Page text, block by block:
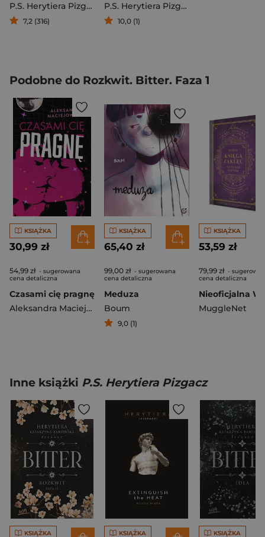
P.S. Herytiera Pizgacz
7,2 (316)
P.S. Herytiera Pizgacz
10,0 (1)
Podobne do Rozkwit. Bitter. Faza 1
KSIĄŻKA
30,99 zł
54,99 zł - sugerowana
cena detaliczna
Czasami cię pragnę
Aleksandra Maciejowska
KSIĄŻKA
65,40 zł
99,00 zł - sugerowana
cena detaliczna
Meduza
Boum
9,0 (1)
KSIĄŻKA
53,59 zł
79,99 zł -
cena detaliczna
MuggleNet
Inne książki P.S. Herytiera Pizgacz
KSIĄŻKA KSIĄŻKA KSIĄŻKA